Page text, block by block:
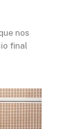
nos
final